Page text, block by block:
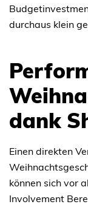
durchaus klein
dank
Einen direkten
können sich vor
Involvement